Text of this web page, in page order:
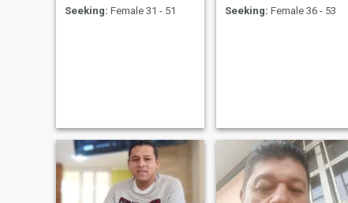
Seeking: Female 31 - 51
Seeking: Female 36 - 53